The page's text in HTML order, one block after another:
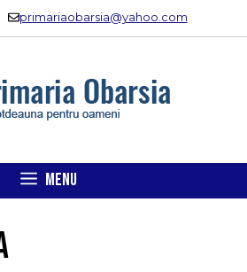
primariaobarsia@yahoo.com
MENU